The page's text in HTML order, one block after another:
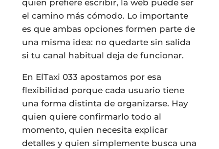
quien prefiere escribir, la web puede ser
el camino más cómodo. Lo importante
es que ambas opciones formen parte de
una misma idea: no quedarte sin salida
si tu canal habitual deja de funcionar.
En ElTaxi 033 apostamos por esa
flexibilidad porque cada usuario tiene
una forma distinta de organizarse. Hay
quien quiere confirmarlo todo al
momento, quien necesita explicar
detalles y quien simplemente busca una